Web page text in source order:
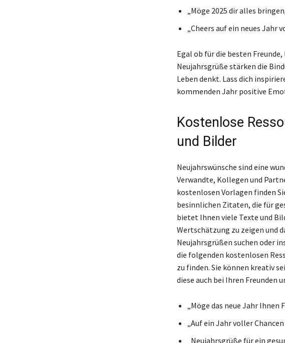
„Möge 2025 dir alles
„Cheers auf ein neues
Egal ob für die besten
Neujahrsgrüße stärken die
Leben denkt. Lass dich
kommenden Jahr positive
Kostenlose
und Bilder
Neujahrswünsche sind eine
Verwandte, Kollegen und
kostenlosen Vorlagen finden
besinnlichen Zitaten, die für
bietet Ihnen viele Texte und
Wertschätzung zu zeigen und
Neujahrsgrüßen suchen oder
die folgenden kostenlosen
zu finden. Sie können kreativ
diese auch bei Ihren Freunden
„Möge das neue Jahr Ihnen
„Auf ein Jahr voller
„Neujahrsgrüße für ein